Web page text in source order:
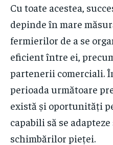
Cu toate acestea,
depinde în mare
fermierilor de a se
eficient între ei,
partenerii comerciali.
perioada următoare
există și oportunități
capabili să se
schimbărilor pieței.